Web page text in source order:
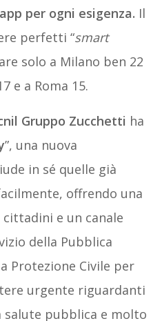
per ogni esigenza. Il
perfetti “smart
solo a Milano ben 22
e a Roma 15.
Gruppo Zucchetti ha
”, una nuova
in sé quelle già
offrendo una
e un canale
della Pubblica
Protezione Civile per
urgente riguardanti
pubblica e molto